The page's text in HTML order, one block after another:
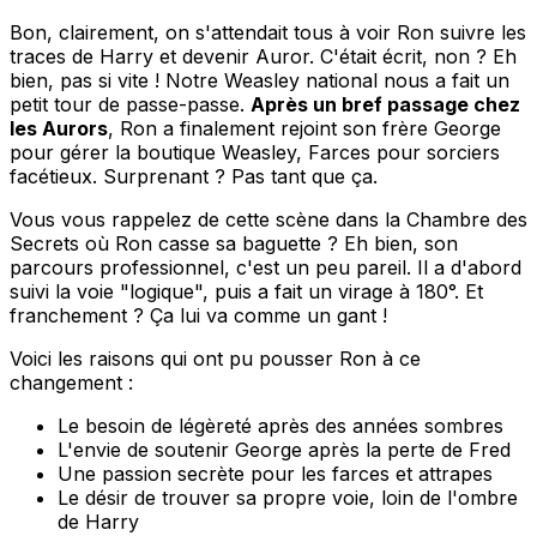
Bon, clairement, on s'attendait tous à voir Ron suivre les
traces de Harry et devenir Auror. C'était écrit, non ? Eh
bien, pas si vite ! Notre Weasley national nous a fait un
petit tour de passe-passe. Après un bref passage chez
les Aurors, Ron a finalement rejoint son frère George
pour gérer la boutique Weasley, Farces pour sorciers
facétieux. Surprenant ? Pas tant que ça.
Vous vous rappelez de cette scène dans la Chambre des
Secrets où Ron casse sa baguette ? Eh bien, son
parcours professionnel, c'est un peu pareil. Il a d'abord
suivi la voie "logique", puis a fait un virage à 180°. Et
franchement ? Ça lui va comme un gant !
Voici les raisons qui ont pu pousser Ron à ce
changement :
Le besoin de légèreté après des années sombres
L'envie de soutenir George après la perte de Fred
Une passion secrète pour les farces et attrapes
Le désir de trouver sa propre voie, loin de l'ombre
de Harry